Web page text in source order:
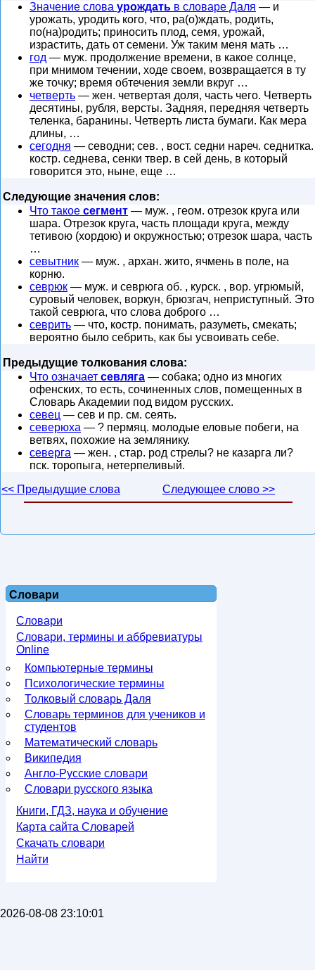
Значение слова урождать в словаре Даля — и
урожать, уродить кого, что, ра(о)ждать, родить,
по(на)родить; приносить плод, семя, урожай,
израстить, дать от семени. Уж таким меня мать …
год — муж. продолжение времени, в какое солнце,
при мнимом течении, ходе своем, возвращается в ту
же точку; время обтечения земли вкруг …
четверть — жен. четвертая доля, часть чего. Четверть
десятины, рубля, версты. Задняя, передняя четверть
теленка, баранины. Четверть листа бумаги. Как мера
длины, …
сегодня — севодни; сев. , вост. седни нареч. седнитка.
костр. седнева, сенки твер. в сей день, в который
говорится это, ныне, еще …
Следующие значения слов:
Что такое сегмент — муж. , геом. отрезок круга или
шара. Отрезок круга, часть площади круга, между
тетивою (хордою) и окружностью; отрезок шара, часть
…
севытник — муж. , архан. жито, ячмень в поле, на
корню.
севрюк — муж. и севрюга об. , курск. , вор. угрюмый,
суровый человек, воркун, брюзгач, неприступный. Это
такой севрюга, что слова доброго …
севрить — что, костр. понимать, разуметь, смекать;
вероятно было себрить, как бы усвоивать себе.
Предыдущие толкования слова:
Что означает севляга — собака; одно из многих
офенских, то есть, сочиненных слов, помещенных в
Словарь Академии под видом русских.
севец — сев и пр. см. сеять.
северюха — ? пермяц. молодые еловые побеги, на
ветвях, похожие на землянику.
северга — жен. , стар. род стрелы? не казарга ли?
пск. торопыга, нетерпеливый.
<< Предыдущие слова
Следующее слово >>
Словари
Словари
Словари, термины и аббревиатуры
Online
Компьютерные термины
Психологические термины
Толковый словарь Даля
Словарь терминов для учеников и
студентов
Математический словарь
Википедия
Англо-Русские словари
Словари русского языка
Книги, ГДЗ, наука и обучение
Карта сайта Словарей
Скачать словари
Найти
2026-08-08 23:10:01